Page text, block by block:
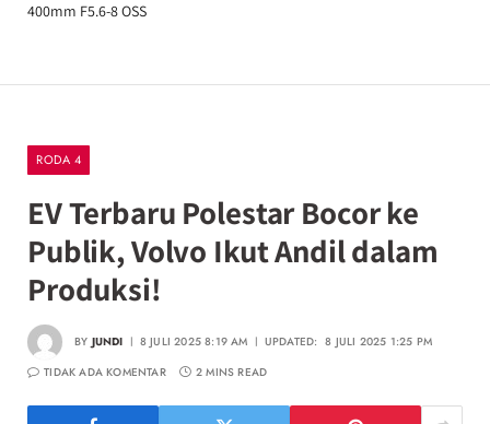
400mm F5.6-8 OSS
RODA 4
EV Terbaru Polestar Bocor ke
Publik, Volvo Ikut Andil dalam
Produksi!
BY JUNDI 8 JULI 2025 8:19 AM UPDATED: 8 JULI 2025 1:25 PM
TIDAK ADA KOMENTAR
2 MINS READ